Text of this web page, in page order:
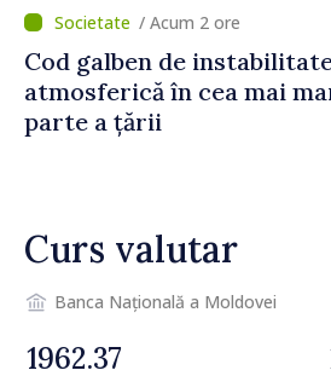
Dnestrovsk. Lucrările de
reparație vor fi efectuate
regim prioritar
/ Acum 2 ore
Cod galben de
atmosferică în cea mai
parte a țării
Curs valutar
Banca Națională a Moldovei